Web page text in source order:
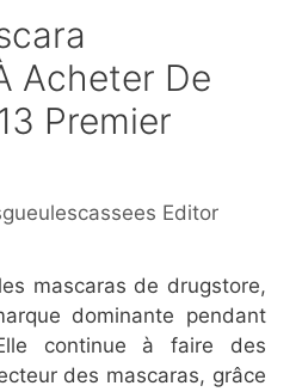
Acheter De
Premier
Editor
mascaras de drugstore,
dominante pendant
continue à faire des
des mascaras, grâce